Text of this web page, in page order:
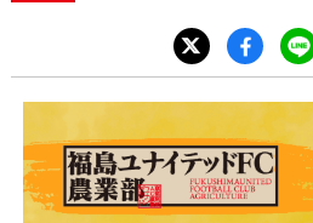
イベント
グッズ
チケット